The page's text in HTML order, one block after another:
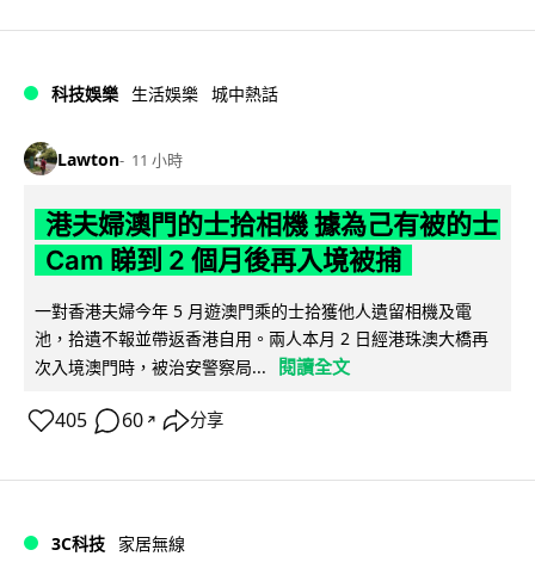
科技娛樂 生活娛樂 城中熱話
Lawton 11 小時
港夫婦澳門的士拾相機 據為己有被的士
Cam 睇到 2 個月後再入境被捕
一對香港夫婦今年 5 月遊澳門乘的士拾獲他人遺留相機及電
池，拾遺不報並帶返香港自用。兩人本月 2 日經港珠澳大橋再
次入境澳門時，被治安警察局...
閱讀全文
405 60 ↗ 分享
3C科技 家居無線